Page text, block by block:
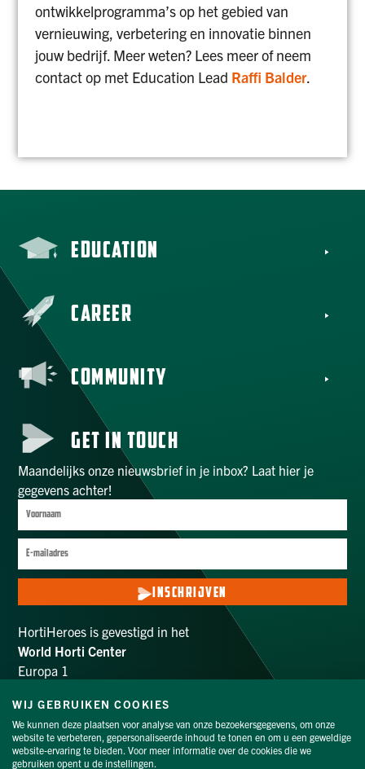
ontwikkelprogramma’s op het gebied van
vernieuwing, verbetering en innovatie binnen
jouw bedrijf. Meer weten? Lees meer of neem
contact op met Education Lead Raffi Balder.
EDUCATION
CAREER
COMMUNITY
GET IN TOUCH
Maandelijks onze nieuwsbrief in je inbox? Laat hier je
gegevens achter!
INSCHRIJVEN
HortiHeroes is gevestigd in het
World Horti Center
Europa 1
info@hortiheroes.com
VOLG ONS
WIJ GEBRUIKEN COOKIES
We kunnen deze plaatsen voor analyse van onze bezoekersgegevens, om onze
website te verbeteren, gepersonaliseerde inhoud te tonen en om u een geweldige
website-ervaring te bieden. Voor meer informatie over de cookies die we
gebruiken opent u de instellingen.